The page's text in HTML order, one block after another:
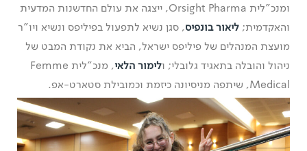
ומנכ"לית Orsight Pharma, ייצגה את עולם החדשנות המדעית
והאקדמית; ליאור בונפיס, סגן נשיא לתפעול בפיליפס ונשיא ויו"ר
מועצת המנהלים של פיליפס ישראל, הביא את נקודת המבט של
ניהול והובלה בתאגיד גלובלי; ולימור הלאי
, מנכ"לית Femme
Medical, שיתפה מניסיונה כיזמת וכמובילת סטארט-אפ.